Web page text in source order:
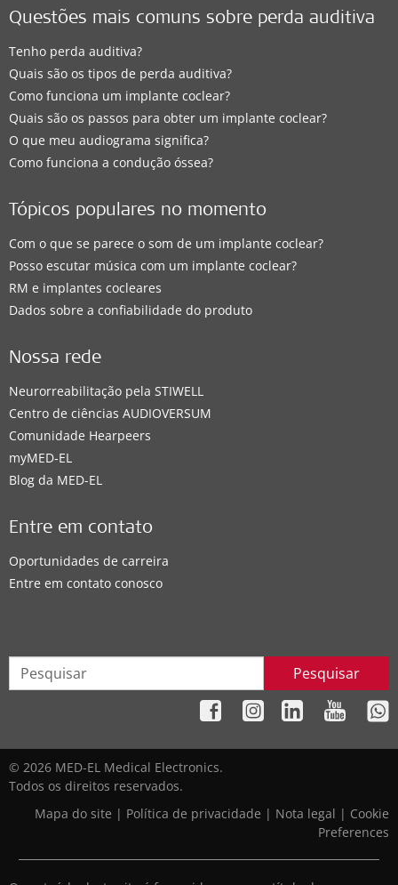
Questões mais comuns sobre perda auditiva
Tenho perda auditiva?
Quais são os tipos de perda auditiva?
Como funciona um implante coclear?
Quais são os passos para obter um implante coclear?
O que meu audiograma significa?
Como funciona a condução óssea?
Tópicos populares no momento
Com o que se parece o som de um implante coclear?
Posso escutar música com um implante coclear?
RM e implantes cocleares
Dados sobre a confiabilidade do produto
Nossa rede
Neurorreabilitação pela STIWELL
Centro de ciências AUDIOVERSUM
Comunidade Hearpeers
myMED‑EL
Blog da MED-EL
Entre em contato
Oportunidades de carreira
Entre em contato conosco
Pesquisar
© 2026 MED-EL Medical Electronics.
Todos os direitos reservados.
Mapa do site | Política de privacidade | Nota legal | Cookie
Preferences